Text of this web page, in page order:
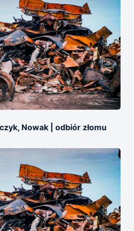
Nowak | оdbiór złomu